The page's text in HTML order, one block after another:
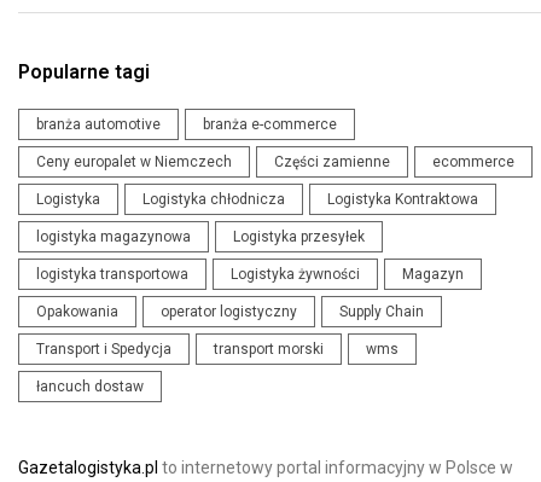
Popularne tagi
branża automotive branża e-commerce
Ceny europalet w Niemczech Części zamienne ecommerce
Logistyka Logistyka chłodnicza Logistyka Kontraktowa
logistyka magazynowa Logistyka przesyłek
logistyka transportowa Logistyka żywności Magazyn
Opakowania operator logistyczny Supply Chain
Transport i Spedycja transport morski wms
łancuch dostaw
Gazetalogistyka.pl to internetowy portal informacyjny w Polsce w